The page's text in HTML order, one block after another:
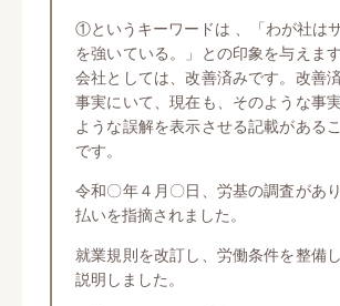
①というキーワードは 、「わが社は
を強いている。」との印象を与えます
会社としては、改善済みです。改善
事実にいて、現在も、そのような事
ような誤解を表示させる記載がある
です。
令和〇年４月〇日、労基の調査があ
払いを指摘されました。
就業規則を改訂し、労働条件を整備
説明しました。